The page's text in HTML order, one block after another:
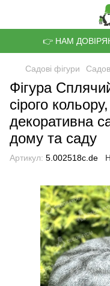
👉 НАМ
Садові фігури
Фігура
сірого
декоративна
дому та саду
Артикул: 5.002518с.de